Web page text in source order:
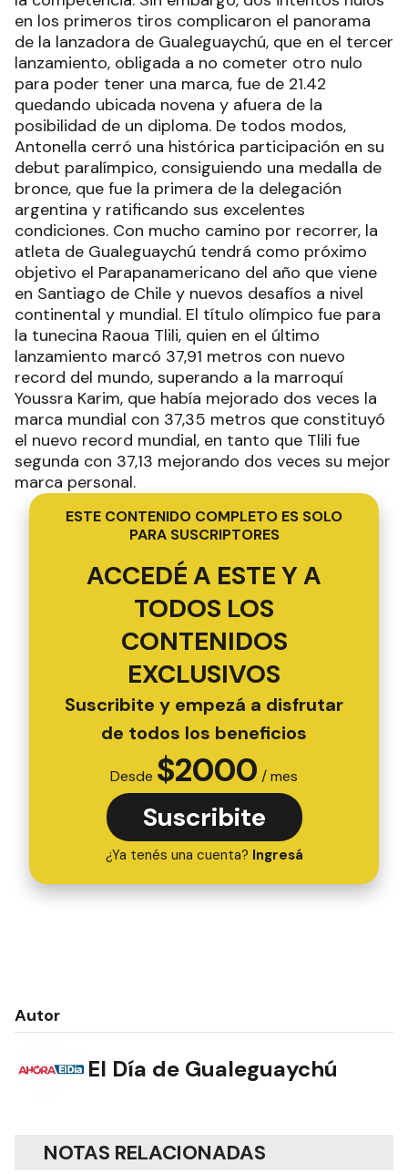
en los primeros tiros complicaron el panorama
de la lanzadora de Gualeguaychú, que en el tercer
lanzamiento, obligada a no cometer otro nulo
para poder tener una marca, fue de 21.42
quedando ubicada novena y afuera de la
posibilidad de un diploma. De todos modos,
Antonella cerró una histórica participación en su
debut paralímpico, consiguiendo una medalla de
bronce, que fue la primera de la delegación
argentina y ratificando sus excelentes
condiciones. Con mucho camino por recorrer, la
atleta de Gualeguaychú tendrá como próximo
objetivo el Parapanamericano del año que viene
en Santiago de Chile y nuevos desafíos a nivel
continental y mundial. El título olímpico fue para
la tunecina Raoua Tlili, quien en el último
lanzamiento marcó 37,91 metros con nuevo
record del mundo, superando a la marroquí
Youssra Karim, que había mejorado dos veces la
marca mundial con 37,35 metros que constituyó
el nuevo record mundial, en tanto que Tlili fue
segunda con 37,13 mejorando dos veces su mejor
marca personal.
ESTE CONTENIDO COMPLETO ES SOLO
PARA SUSCRIPTORES
ACCEDÉ A ESTE Y A
TODOS LOS
CONTENIDOS
EXCLUSIVOS
Suscribite y empezá a disfrutar
de todos los beneficios
Desde $2000 / mes
Suscribite
¿Ya tenés una cuenta? Ingresá
Autor
El Día de Gualeguaychú
NOTAS RELACIONADAS